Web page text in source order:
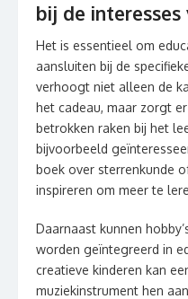
bij de interesses
Het is essentieel om
aansluiten bij de
verhoogt niet alleen de
het cadeau, maar zorgt
betrokken raken bij het
bijvoorbeeld
boek over sterrenkunde
inspireren om meer te
Daarnaast kunnen
worden geïntegreerd in
creatieve kinderen kan
muziekinstrument hen